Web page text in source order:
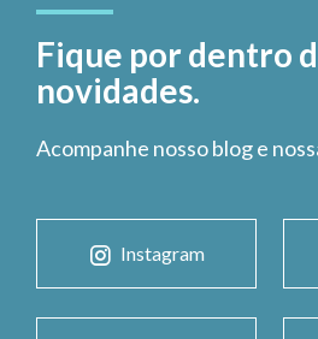
Fique por dentro
novidades.
Acompanhe nosso blog e
Instagram